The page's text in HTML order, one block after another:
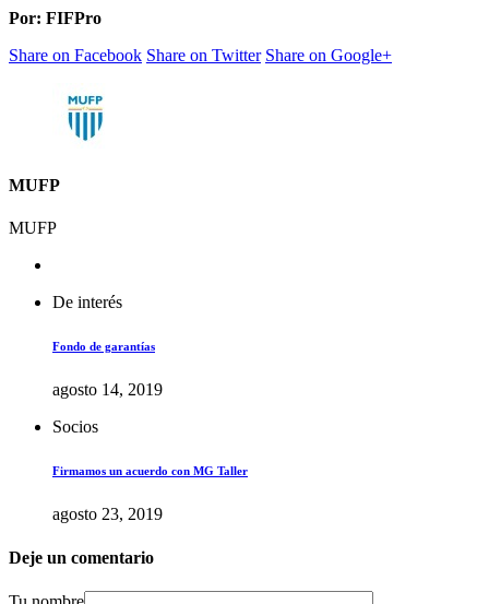
Por: FIFPro
Share on Facebook Share on Twitter Share on Google+
MUFP
MUFP
De interés
Fondo de garantías
agosto 14, 2019
Socios
Firmamos un acuerdo con MG Taller
agosto 23, 2019
Deje un comentario